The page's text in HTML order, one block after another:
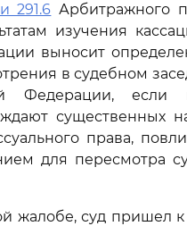
291.6 Арбитражного
изучения
выносит
в судебном
Федерации, если
существенных
права,
для пересмотра
жалобе, суд пришел к